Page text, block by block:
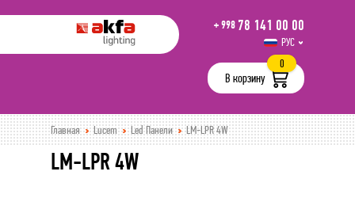
+ 998 78 141 00 00
РУС
UZB
В корзину
0
Главная Lucem Led Панели LM-LPR 4W
LM-LPR 4W